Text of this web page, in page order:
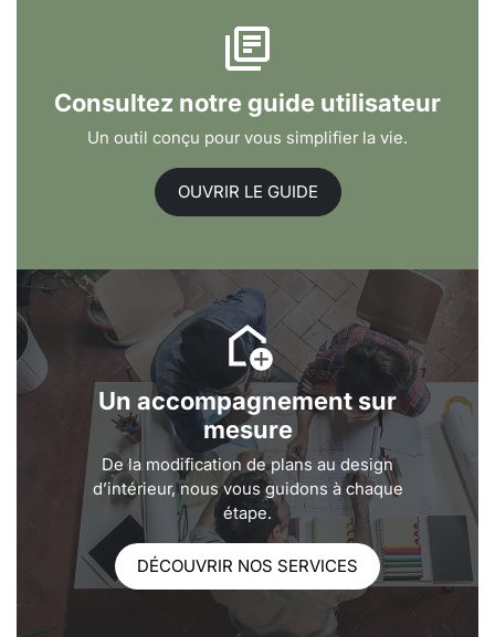
Consultez notre guide utilisateur
Un outil conçu pour vous simplifier la vie.
OUVRIR LE GUIDE
Un accompagnement sur
mesure
De la modification de plans au design
d’intérieur, nous vous guidons à chaque
étape.
DÉCOUVRIR NOS SERVICES